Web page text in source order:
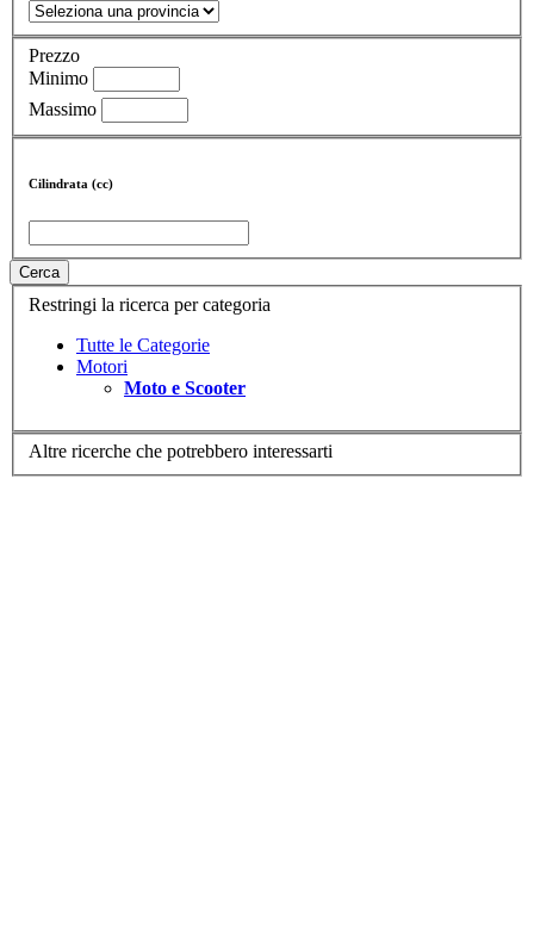
Prezzo
Minimo
Massimo
Cilindrata (cc)
Cerca
Restringi la ricerca per categoria
Tutte le Categorie
Motori
Moto e Scooter
Altre ricerche che potrebbero interessarti